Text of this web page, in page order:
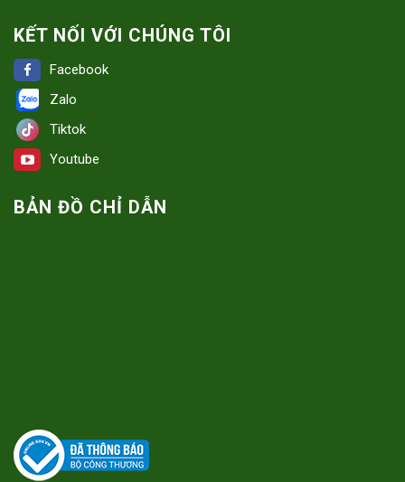
KẾT NỐI VỚI CHÚNG TÔI
Facebook
Zalo
Tiktok
Youtube
BẢN ĐỒ CHỈ DẪN